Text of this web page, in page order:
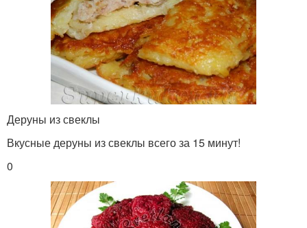
Деруны из свеклы
Вкусные деруны из свеклы всего за 15 минут!
0